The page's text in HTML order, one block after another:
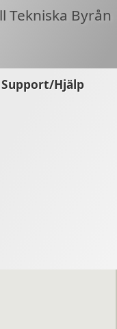
Tekniska Byrån
Support/Hjälp